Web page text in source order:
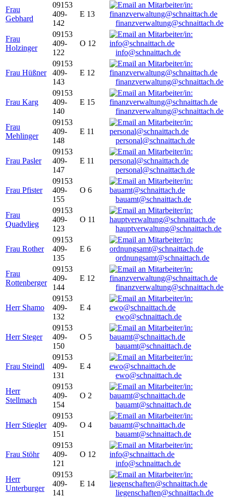
Frau
Gebhard
09153
409-
142
E 13
finanzverwaltung@schnaittach.de
Frau
Holzinger
09153
409-
122
O 12
info@schnaittach.de
Frau Hüßner
09153
409-
143
E 12
finanzverwaltung@schnaittach.de
Frau Karg
09153
409-
140
E 15
finanzverwaltung@schnaittach.de
Frau
Mehlinger
09153
409-
148
E 11
personal@schnaittach.de
Frau Pasler
09153
409-
147
E 11
personal@schnaittach.de
Frau Pfister
09153
409-
155
O 6
bauamt@schnaittach.de
Frau
Quadvlieg
09153
409-
123
O 11
hauptverwaltung@schnaittach.de
Frau Rother
09153
409-
135
E 6
ordnungsamt@schnaittach.de
Frau
Rottenberger
09153
409-
144
E 12
finanzverwaltung@schnaittach.de
Herr Shamo
09153
409-
132
E 4
ewo@schnaittach.de
Herr Steger
09153
409-
150
O 5
bauamt@schnaittach.de
Frau Steindl
09153
409-
131
E 4
ewo@schnaittach.de
Herr
Stellmach
09153
409-
154
O 2
bauamt@schnaittach.de
Herr Stiegler
09153
409-
151
O 4
bauamt@schnaittach.de
Frau Stöhr
09153
409-
121
O 12
info@schnaittach.de
Herr
Unterburger
09153
409-
141
E 14
liegenschaften@schnaittach.de